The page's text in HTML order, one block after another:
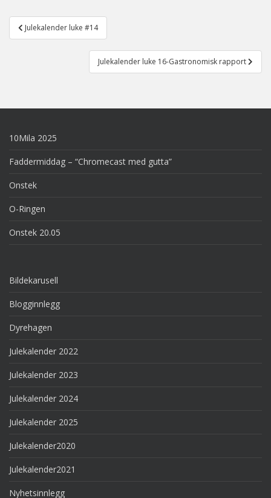
Post
navigation
Julekalender luke #14
Julekalender luke 16-Gastronomisk rapport
10Mila 2025
Faddermiddag – “Chromecast med gutta”
Onstek
O-Ringen
Onstek 20.05
Bildekarusell
Blogginnlegg
Dyrehagen
Julekalender 2022
Julekalender 2023
Julekalender 2024
Julekalender 2025
Julekalender2020
Julekalender2021
Nyhetsinnlegg